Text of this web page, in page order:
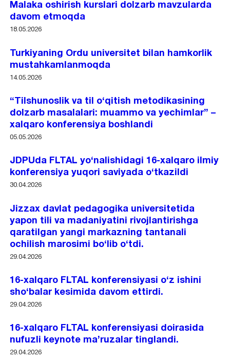
Malaka oshirish kurslari dolzarb mavzularda
davom etmoqda
18.05.2026
Turkiyaning Ordu universitet bilan hamkorlik
mustahkamlanmoqda
14.05.2026
“Tilshunoslik va til o‘qitish metodikasining
dolzarb masalalari: muammo va yechimlar” –
xalqaro konferensiya boshlandi
05.05.2026
JDPUda FLTAL yo‘nalishidagi 16-xalqaro ilmiy
konferensiya yuqori saviyada o‘tkazildi
30.04.2026
Jizzax davlat pedagogika universitetida
yapon tili va madaniyatini rivojlantirishga
qaratilgan yangi markazning tantanali
ochilish marosimi bo‘lib o‘tdi.
29.04.2026
16-xalqaro FLTAL konferensiyasi o‘z ishini
sho‘balar kesimida davom ettirdi.
29.04.2026
16-xalqaro FLTAL konferensiyasi doirasida
nufuzli keynote ma’ruzalar tinglandi.
29.04.2026